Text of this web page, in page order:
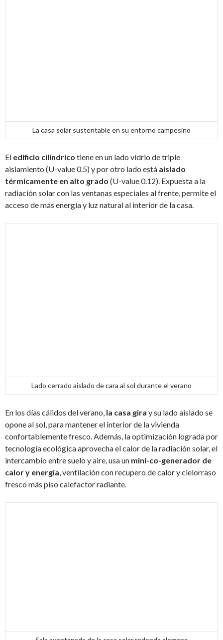
La casa solar sustentable en su entorno campesino
El edificio cilíndrico tiene en un lado vidrio de triple
aislamiento (U-value 0.5) y por otro lado está aislado
térmicamente en alto grado (U-value 0.12). Expuesta a la
radiación solar con las ventanas especiales al frente, permite el
acceso de más energía y luz natural al interior de la casa.
Lado cerrado aislado de cara al sol durante el verano
En los días cálidos del verano, la casa gira y su lado aislado se
opone al sol, para mantener el interior de la vivienda
confortablemente fresco. Además, la optimización lograda por
tecnología ecológica aprovecha el calor de la radiación solar, el
intercambio entre suelo y aire, usa un mini-co-generador de
calor y energía, ventilación con recupero de calor y cielorraso
fresco más piso calefactor radiante.